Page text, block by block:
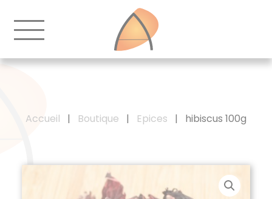
Accueil | Boutique | Epices | hibiscus 100g